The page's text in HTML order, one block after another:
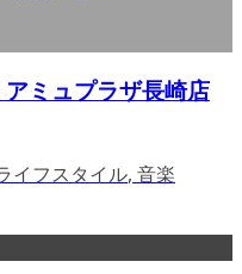
ミュプラザ長崎店
イフスタイル, 音楽